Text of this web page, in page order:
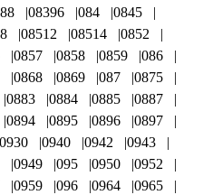
08396 084
0845
08512 08514
0852
0857 0858 0859
086
0868 0869 087
0875
0883 0884 0885
0887
0894 0895 0896
0897
0930 0940 0942
0943
0949 095 0950
0952
0959 096 0964
0965